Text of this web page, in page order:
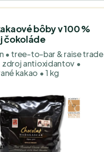
bôby v 100 %
čokoláde
• tree-to-bar & raise trade
antioxidantov •
kakao • 1 kg